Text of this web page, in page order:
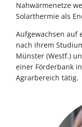
Nahwärmenetze
Solarthermie als
Aufgewachsen auf
nach ihrem
Münster (Westf.)
einer Förderbank
Agrarbereich tätig.